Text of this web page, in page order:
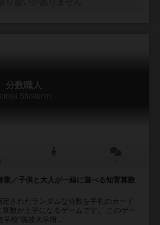
分数職人
Shokunin
案／子供と大人が一緒に遊べる知育算数
定されたランダムな分数を手札のカード
数が上手になるゲームです。 このゲー
校”筑波大学附...